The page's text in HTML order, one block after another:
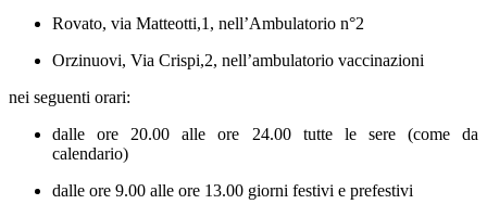
Rovato, via Matteotti,1, nell’Ambulatorio n°2
Orzinuovi, Via Crispi,2, nell’ambulatorio vaccinazioni
nei seguenti orari:
dalle ore 20.00 alle ore 24.00 tutte le sere (come da
calendario)
dalle ore 9.00 alle ore 13.00 giorni festivi e prefestivi